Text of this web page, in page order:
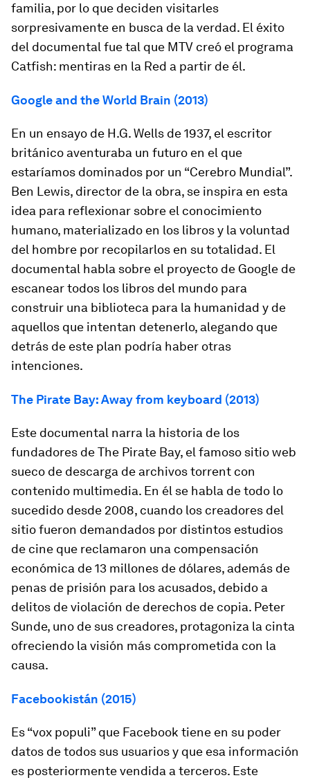
familia, por lo que deciden visitarles
sorpresivamente en busca de la verdad. El éxito
del documental fue tal que MTV creó el programa
Catfish: mentiras en la Red a partir de él.
Google and the World Brain (2013)
En un ensayo de H.G. Wells de 1937, el escritor
británico aventuraba un futuro en el que
estaríamos dominados por un “Cerebro Mundial”.
Ben Lewis, director de la obra, se inspira en esta
idea para reflexionar sobre el conocimiento
humano, materializado en los libros y la voluntad
del hombre por recopilarlos en su totalidad. El
documental habla sobre el proyecto de Google de
escanear todos los libros del mundo para
construir una biblioteca para la humanidad y de
aquellos que intentan detenerlo, alegando que
detrás de este plan podría haber otras
intenciones.
The Pirate Bay: Away from keyboard (2013)
Este documental narra la historia de los
fundadores deThe Pirate Bay, el famoso sitio web
sueco de descarga de archivos torrent con
contenido multimedia. En él se habla de todo lo
sucedido desde 2008, cuando los creadores del
sitio fueron demandados por distintos estudios
de cine que reclamaron una compensación
económica de 13 millones de dólares, además de
penas de prisión para los acusados, debido a
delitos de violación de derechos de copia. Peter
Sunde, uno de sus creadores, protagoniza la cinta
ofreciendo la visión más comprometida con la
causa.
Facebookistán (2015)
Es “vox populi” que Facebook tiene en su poder
datos de todos sus usuarios y que esa información
es posteriormente vendida a terceros. Este